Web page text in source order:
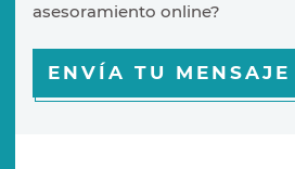
asesoramiento online?
ENVÍA TU MENSAJE